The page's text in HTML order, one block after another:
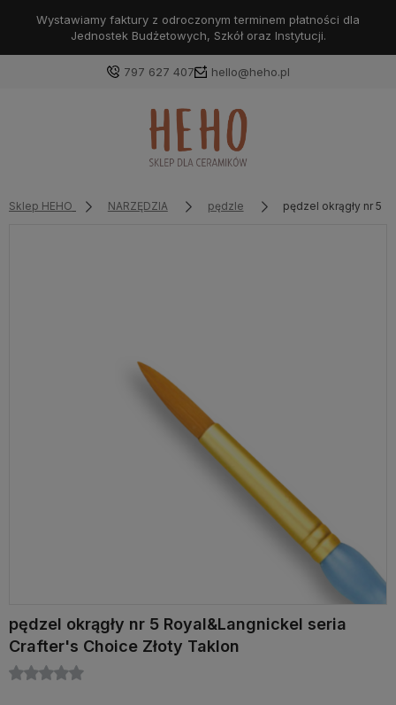
Wystawiamy faktury z odroczonym terminem płatności dla
Jednostek Budżetowych, Szkół oraz Instytucji.
797 627 407 hello@heho.pl
Zaloguj się
Sklep HEHO NARZĘDZIA pędzle pędzel okrągły nr 5
pędzel okrągły nr 5 Royal&Langnickel seria
Crafter's Choice Złoty Taklon